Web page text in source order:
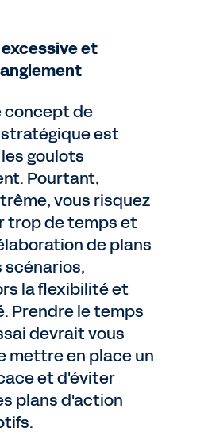
et
concept de
est
goulots
Pourtant,
vous risquez
trop de temps et
de plans
scénarios,
la flexibilité et
Prendre le temps
devrait vous
mettre en place un
et d'éviter
plans d'action